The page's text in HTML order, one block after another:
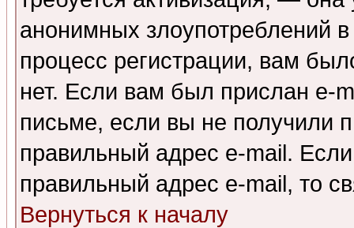
анонимных злоупотреблений
процесс регистрации, вам
нет. Если вам был прислан e-
письме, если вы не получили
правильный адрес e-mail.
правильный адрес e-mail, то
Вернуться к началу